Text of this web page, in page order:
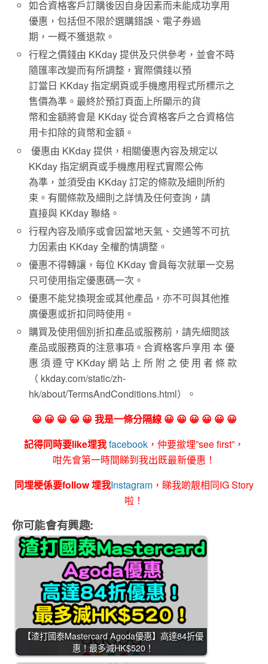
如合資格客戶訂購後因自身因素而未能成功享用
優惠，包括但不限於選購錯誤、電子券過
期，一概不獲退款。
行程之價錢由 KKday 提供及只供參考，並會不時
隨匯率改變而有所調整，實際價錢以預
訂當日 KKday 指定網頁或手機應用程式所標示之
售價為準。最終於預訂頁面上所顯示的貨
幣和金額將會是 KKday 從合資格客戶之合資格信
用卡扣除的貨幣和金額。
優惠由 KKday 提供，相關優惠內容及規定以
KKday 指定網頁或手機應用程式實際公佈
為準，並須受由 KKday 訂定的條款及細則所約
束。有關條款及細則之詳情及任何查詢，請
直接與 KKday 聯絡。
行程內容及順序或會因當地天氣、交通等不可抗
力因素由 KKday 全權酌情調整。
優惠不得轉讓，每位 KKday 會員每次就單一交易
只可使用指定優惠碼一次。
優惠不能兌換現金或其他產品，亦不可與其他推
廣優惠或折扣同時使用。
購買及使用個別折扣產品或服務前，請先細閱該
產品或服務頁的注意事項。合資格客戶享用 本 優
惠 須 遵 守 KKday 網 站 上 所 附 之 使 用 者 條 款
（ kkday.com/static/zh-
hk/about/TermsAndConditions.html）。
😀 😀 😀 😀 😀 我是一條分隔線 😀 😀 😀 😀 😀 😀
記得同時要like埋我facebook ，仲要撳埋”see first”，
咁先會第一時間睇到我出既最新優惠！
同埋梗係要follow 埋我Instagram ，睇我啲靚相同IG Story
啦！
你可能會有興趣:
【渣打國泰Mastercard Agoda優惠】高達84折優
惠！最多減HK$520！